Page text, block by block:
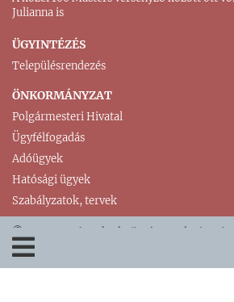
ÖNKORMÁNYZAT
Polgármesteri Hivatal
Ügyfélfogadás
Adóügyek
Hatósági ügyek
Szabályzatok, tervek
ÜGYINTÉZÉS
Településrendezés
Julianna is
© 2018-2026. Bokod Község Honlapja